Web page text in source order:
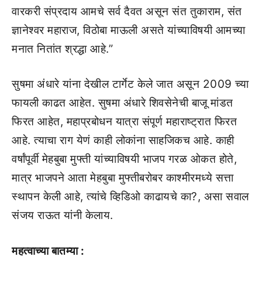
वारकरी संप्रदाय आमचे सर्व दैवत असून संत तुकाराम, संत
ज्ञानेश्वर महाराज, विठोबा माऊली असते यांच्याविषयी आमच्या
मनात नितांत श्रद्धा आहे.”
सुषमा अंधारे यांना देखील टार्गेट केले जात असून 2009 च्या
फायली काढत आहेत. सुषमा अंधारे शिवसेनेची बाजू मांडत
फिरत आहेत, महाप्रबोधन यात्रा संपूर्ण महाराष्ट्रात फिरत
आहे. त्याचा राग येणं काही लोकांना साहजिकच आहे. काही
वर्षांपूर्वी मेहबुबा मुफ्ती यांच्याविषयी भाजप गरळ ओकत होते,
मात्र भाजपने आता मेहबुबा मुफ्तीबरोबर काश्मीरमध्ये सत्ता
स्थापन केली आहे, त्यांचे व्हिडिओ काढायचे का?, असा सवाल
संजय राऊत यांनी केलाय.
महत्वाच्या बातम्या :